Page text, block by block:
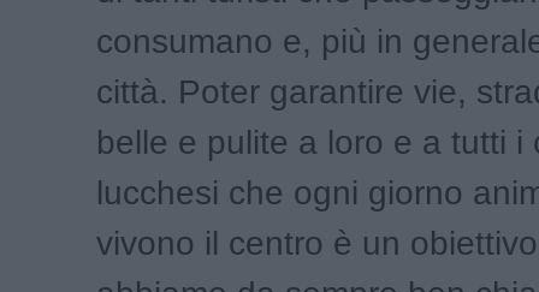
consumano e, più in
città. Poter garantire vie,
belle e pulite a loro e a tutti i
lucchesi che ogni giorno
vivono il centro è un